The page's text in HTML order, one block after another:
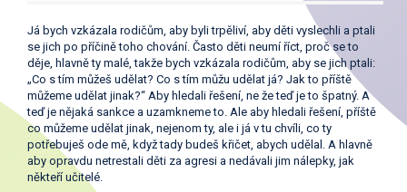
Já bych vzkázala rodičům, aby byli trpěliví, aby děti vyslechli a ptali
se jich po příčině toho chování. Často děti neumí říct, proč se to
děje, hlavně ty malé, takže bych vzkázala rodičům, aby se jich ptali:
„Co s tím můžeš udělat? Co s tím můžu udělat já? Jak to příště
můžeme udělat jinak?“ Aby hledali řešení, ne že teď je to špatný. A
teď je nějaká sankce a uzamkneme to. Ale aby hledali řešení, příště
co můžeme udělat jinak, nejenom ty, ale i já v tu chvíli, co ty
potřebuješ ode mě, když tady budeš křičet, abych udělal. A hlavně
aby opravdu netrestali děti za agresi a nedávali jim nálepky, jak
někteří učitelé.